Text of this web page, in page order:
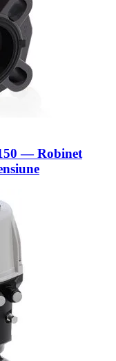
— Robinet